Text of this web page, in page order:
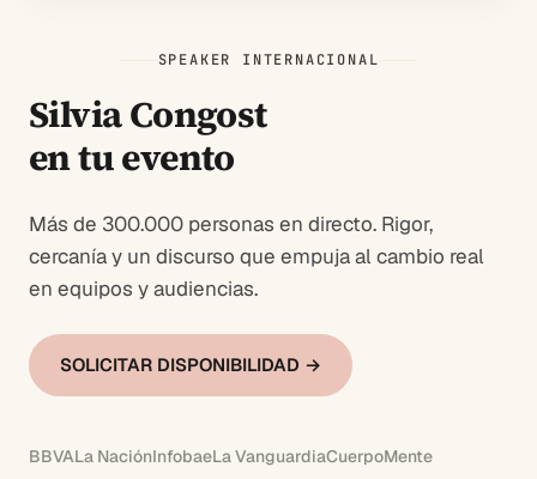
SPEAKER INTERNACIONAL
Silvia Congost
en tu evento
Más de 300.000 personas en directo. Rigor,
cercanía y un discurso que empuja al cambio real
en equipos y audiencias.
SOLICITAR DISPONIBILIDAD →
BBVALa NaciónInfobaeLa VanguardiaCuerpoMente